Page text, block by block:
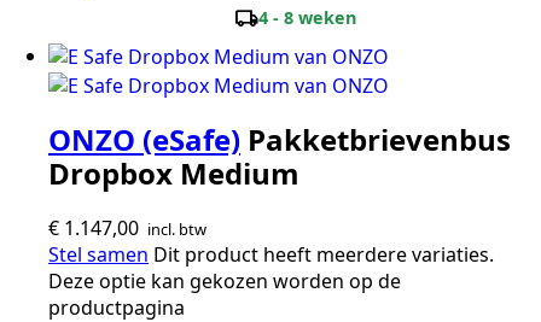
local_shipping4 - 8 weken
ONZO (eSafe) Pakketbrievenbus
Dropbox Medium
€ 1.147,00 incl. btw
Stel samen Dit product heeft meerdere variaties.
Deze optie kan gekozen worden op de
productpagina